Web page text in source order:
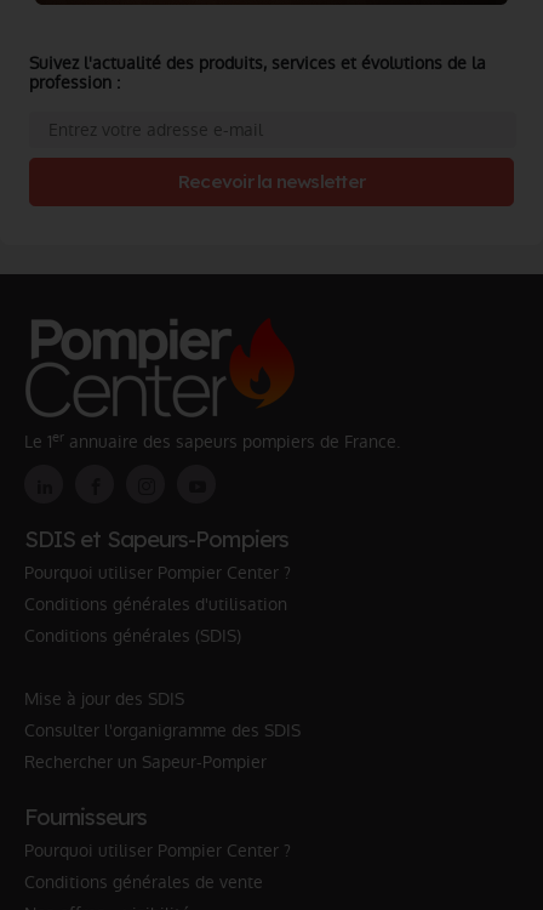
Suivez l'actualité des produits, services et évolutions de la
profession :
Recevoir la newsletter
Le 1er annuaire des sapeurs pompiers de France.
SDIS et Sapeurs-Pompiers
Pourquoi utiliser Pompier Center ?
Conditions générales d'utilisation
Conditions générales (SDIS)
Mise à jour des SDIS
Consulter l'organigramme des SDIS
Rechercher un Sapeur-Pompier
Fournisseurs
Pourquoi utiliser Pompier Center ?
Conditions générales de vente